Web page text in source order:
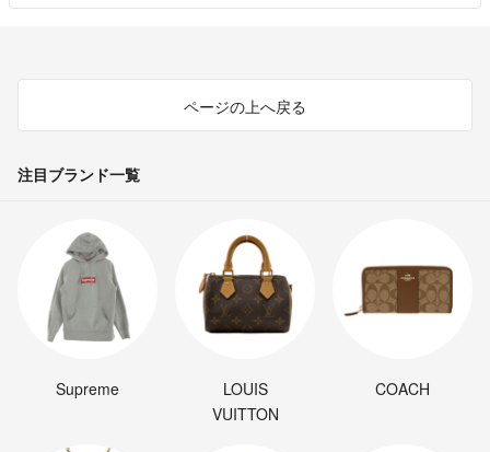
他、商品の質問などお気軽にどうぞ！
迅速丁寧を心掛けています。
宜しくお願いします^^*
ページの上へ戻る
注目ブランド一覧
Supreme
LOUIS
VUITTON
COACH